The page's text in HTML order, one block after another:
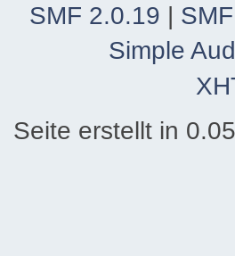
SMF 2.0.19 |
Simple
Seite erstellt in